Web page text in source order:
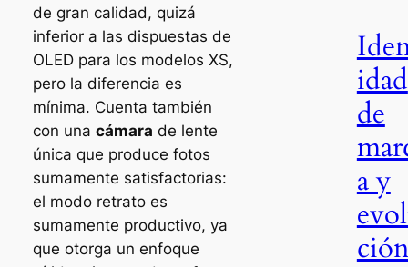
de gran calidad, quizá
inferior a las dispuestas de
OLED para los modelos XS,
pero la diferencia es
mínima. Cuenta también
con una cámara de lente
única que produce fotos
sumamente satisfactorias:
el modo retrato es
sumamente productivo, ya
que otorga un enfoque
idad
de
a y